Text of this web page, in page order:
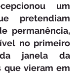
um
pretendiam
permanência,
no primeiro
janela da
que vieram em